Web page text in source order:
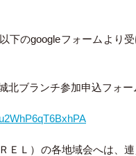
下のgoogleフォームより
北ブランチ参加申込フォー
ＥＬ）の各地域会へは、